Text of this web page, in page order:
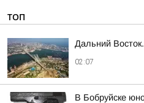
ТОП
Дальний
02:07
В Бобруйске